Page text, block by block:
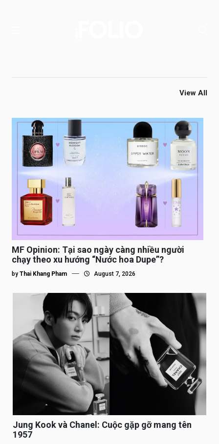
View All
MF Opinion: Tại sao ngày càng nhiều người
chạy theo xu hướng “Nước hoa Dupe”?
by Thai Khang Pham August 7, 2026
Jung Kook và Chanel: Cuộc gặp gỡ mang tên
1957